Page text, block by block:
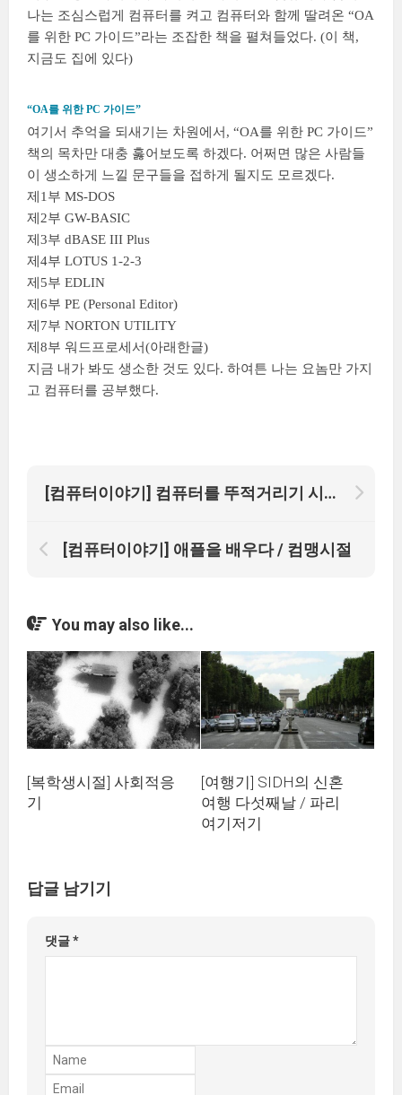
나는 조심스럽게 컴퓨터를 켜고 컴퓨터와 함께 딸려온 “OA
를 위한 PC 가이드”라는 조잡한 책을 펼쳐들었다. (이 책,
지금도 집에 있다)
“OA를 위한 PC 가이드”
여기서 추억을 되새기는 차원에서, “OA를 위한 PC 가이드”
책의 목차만 대충 훓어보도록 하겠다. 어쩌면 많은 사람들
이 생소하게 느낄 문구들을 접하게 될지도 모르겠다.
제1부 MS-DOS
제2부 GW-BASIC
제3부 dBASE III Plus
제4부 LOTUS 1-2-3
제5부 EDLIN
제6부 PE (Personal Editor)
제7부 NORTON UTILITY
제8부 워드프로세서(아래한글)
지금 내가 봐도 생소한 것도 있다. 하여튼 나는 요놈만 가지
고 컴퓨터를 공부했다.
[컴퓨터이야기] 컴퓨터를 뚜적거리기 시작하다
[컴퓨터이야기] 애플을 배우다 / 컴맹시절
You may also like...
[복학생시절] 사회적응
기
[여행기] SIDH의 신혼
여행 다섯째날 / 파리
여기저기
답글 남기기
댓글*